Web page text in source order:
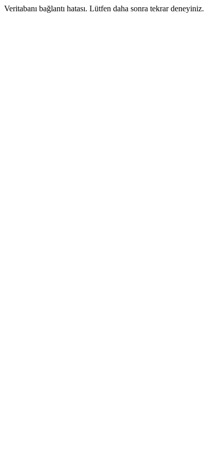
Veritabanı bağlantı hatası. Lütfen daha sonra tekrar deneyiniz.